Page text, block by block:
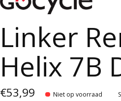
Linker
Helix 7B
€53,99 Niet op voorraad